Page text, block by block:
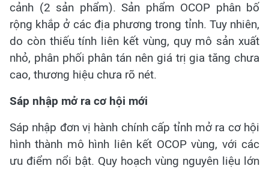
cảnh (2 sản phẩm). Sản phẩm OCOP phân bố
rộng khắp ở các địa phương trong tỉnh. Tuy nhiên,
do còn thiếu tính liên kết vùng, quy mô sản xuất
nhỏ, phân phối phân tán nên giá trị gia tăng chưa
cao, thương hiệu chưa rõ nét.
Sáp nhập mở ra cơ hội mới
Sáp nhập đơn vị hành chính cấp tỉnh mở ra cơ hội
hình thành mô hình liên kết OCOP vùng, với các
ưu điểm nổi bật. Quy hoạch vùng nguyên liệu lớn